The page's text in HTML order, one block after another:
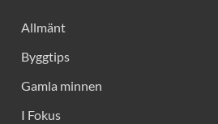
Allmänt
Byggtips
Gamla minnen
I Fokus